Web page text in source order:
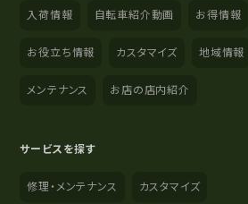
入荷情報 自転車紹介動画 お得情報
お役立ち情報 カスタマイズ 地域情報
メンテナンス お店の店内紹介
サービスを探す
修理・メンテナンス カスタマイズ